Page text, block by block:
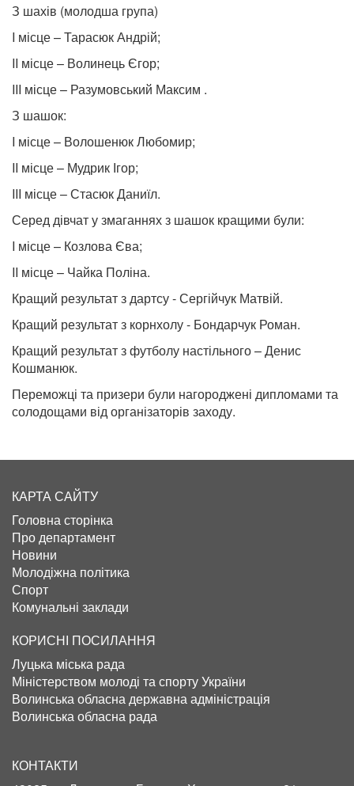
З шахів (молодша група)
I місце – Тарасюк Андрій;
II місце – Волинець Єгор;
III місце – Разумовський Максим .
З шашок:
I місце – Волошенюк Любомир;
II місце – Мудрик Ігор;
III місце – Стасюк Даниїл.
Серед дівчат у змаганнях з шашок кращими були:
I місце – Козлова Єва;
II місце – Чайка Поліна.
Кращий результат з дартсу - Сергійчук Матвій.
Кращий результат з корнхолу - Бондарчук Роман.
Кращий результат з футболу настільного – Денис
Кошманюк.
Переможці та призери були нагороджені дипломами та
солодощами від організаторів заходу.
КАРТА САЙТУ
Головна сторінка
Про департамент
Новини
Молодіжна політика
Спорт
Комунальні заклади
КОРИСНІ ПОСИЛАННЯ
Луцька міська рада
Міністерством молоді та спорту України
Волинська обласна державна адміністрація
Волинська обласна рада
КОНТАКТИ